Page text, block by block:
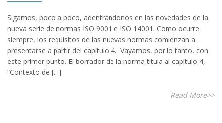
Sigamos, poco a poco, adentrándonos en las novedades de la
nueva serie de normas ISO 9001 e ISO 14001. Como ocurre
siempre, los requisitos de las nuevas normas comienzan a
presentarse a partir del capítulo 4. Vayamos, por lo tanto, con
este primer punto. El borrador de la norma titula al capítulo 4,
“Contexto de […]
Read More>>